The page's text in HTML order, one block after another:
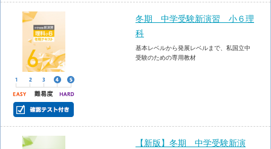
冬期 中学受験新演習 小６理
科
基本レベルから発展レベルまで、私国立中
受験のための専用教材
【新版】冬期 中学受験新演